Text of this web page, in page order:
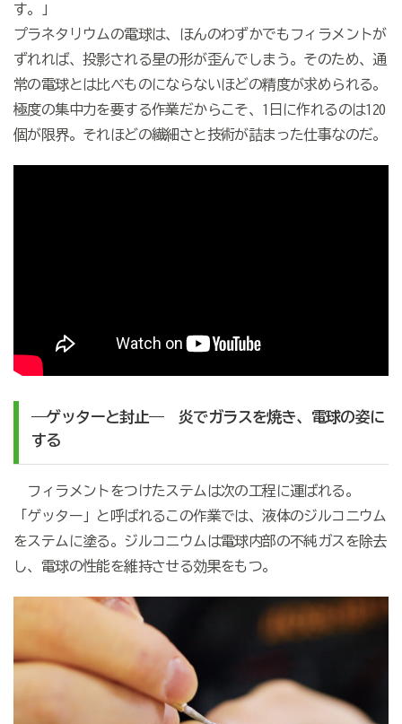
す。」
プラネタリウムの電球は、ほんのわずかでもフィラメントが
ずれれば、投影される星の形が歪んでしまう。そのため、通
常の電球とは比べものにならないほどの精度が求められる。
極度の集中力を要する作業だからこそ、 1 日に作れるのは120
個が限界。それほどの繊細さと技術が詰まった仕事なのだ。
―ゲッターと封止― 炎でガラスを焼き、電球の姿に
する
フィラメントをつけたステムは次の工程に運ばれる。
「ゲッター」と呼ばれるこの作業では、液体のジルコニウム
をステムに塗る。ジルコニウムは電球内部の不純ガスを除去
し、電球の性能を維持させる効果をもつ。